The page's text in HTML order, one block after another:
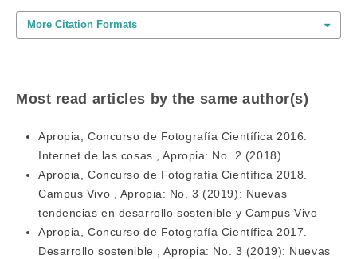
More Citation Formats
Most read articles by the same author(s)
Apropia,Concurso de Fotografía Científica 2016.
Internet de las cosas
,Apropia: No. 2 (2018)
Apropia,Concurso de Fotografía Científica 2018.
Campus Vivo
Apropia: No. 3 (2019): Nuevas
tendencias en desarrollo sostenible y Campus Vivo
Apropia,Concurso de Fotografía Científica 2017.
Desarrollo sostenible
,Apropia: No. 3 (2019): Nuevas